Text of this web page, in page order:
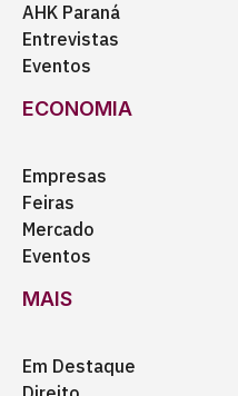
AHK Paraná
Entrevistas
Eventos
ECONOMIA
Empresas
Feiras
Mercado
Eventos
MAIS
Em Destaque